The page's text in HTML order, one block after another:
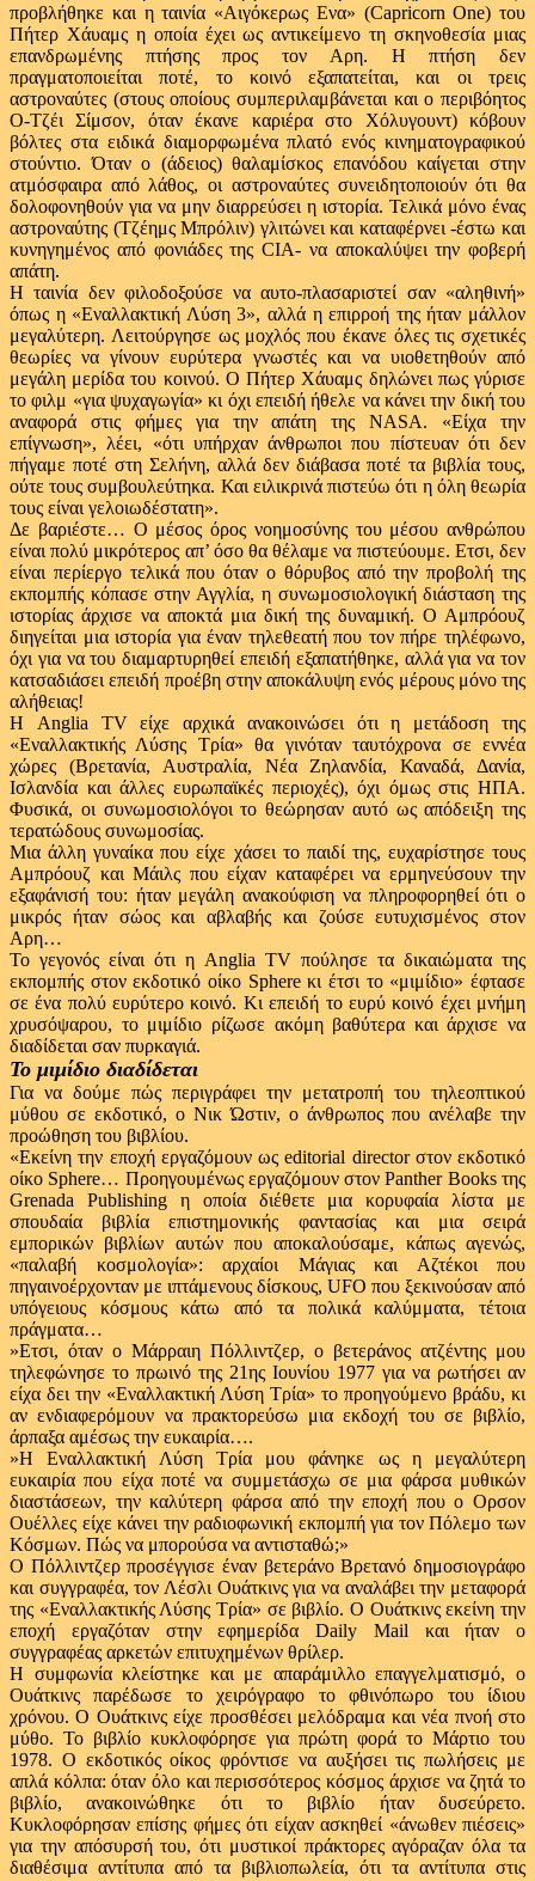
προβλήθηκε και η ταινία «Αιγόκερως Ενα» (Capricorn One) του
Πήτερ Χάυαμς η οποία έχει ως αντικείμενο τη σκηνοθεσία μιας
επανδρωμένης πτήσης προς τον Αρη. Η πτήση δεν
πραγματοποιείται ποτέ, το κοινό εξαπατείται, και οι τρεις
αστροναύτες (στους οποίους συμπεριλαμβάνεται και ο περιβόητος
Ο-Τζέι Σίμσον, όταν έκανε καριέρα στο Χόλυγουντ) κόβουν
βόλτες στα ειδικά διαμορφωμένα πλατό ενός κινηματογραφικού
στούντιο. Όταν ο (άδειος) θαλαμίσκος επανόδου καίγεται στην
ατμόσφαιρα από λάθος, οι αστροναύτες συνειδητοποιούν ότι θα
δολοφονηθούν για να μην διαρρεύσει η ιστορία. Τελικά μόνο ένας
αστροναύτης (Τζέημς Μπρόλιν) γλιτώνει και καταφέρνει -έστω και
κυνηγημένος από φονιάδες της CIA- να αποκαλύψει την φοβερή
απάτη.
Η ταινία δεν φιλοδοξούσε να αυτο-πλασαριστεί σαν «αληθινή»
όπως η «Εναλλακτική Λύση 3», αλλά η επιρροή της ήταν μάλλον
μεγαλύτερη. Λειτούργησε ως μοχλός που έκανε όλες τις σχετικές
θεωρίες να γίνουν ευρύτερα γνωστές και να υιοθετηθούν από
μεγάλη μερίδα του κοινού. Ο Πήτερ Χάυαμς δηλώνει πως γύρισε
το φιλμ «για ψυχαγωγία» κι όχι επειδή ήθελε να κάνει την δική του
αναφορά στις φήμες για την απάτη της NASA. «Είχα την
επίγνωση», λέει, «ότι υπήρχαν άνθρωποι που πίστευαν ότι δεν
πήγαμε ποτέ στη Σελήνη, αλλά δεν διάβασα ποτέ τα βιβλία τους,
ούτε τους συμβουλεύτηκα. Και ειλικρινά πιστεύω ότι η όλη θεωρία
τους είναι γελοιωδέστατη».
Δε βαριέστε… Ο μέσος όρος νοημοσύνης του μέσου ανθρώπου
είναι πολύ μικρότερος απ’ όσο θα θέλαμε να πιστεύουμε. Ετσι, δεν
είναι περίεργο τελικά που όταν ο θόρυβος από την προβολή της
εκπομπής κόπασε στην Αγγλία, η συνωμοσιολογική διάσταση της
ιστορίας άρχισε να αποκτά μια δική της δυναμική. Ο Αμπρόουζ
διηγείται μια ιστορία για έναν τηλεθεατή που τον πήρε τηλέφωνο,
όχι για να του διαμαρτυρηθεί επειδή εξαπατήθηκε, αλλά για να τον
κατσαδιάσει επειδή προέβη στην αποκάλυψη ενός μέρους μόνο της
αλήθειας!
Η Anglia TV είχε αρχικά ανακοινώσει ότι η μετάδοση της
«Εναλλακτικής Λύσης Τρία» θα γινόταν ταυτόχρονα σε εννέα
χώρες (Βρετανία, Αυστραλία, Νέα Ζηλανδία, Καναδά, Δανία,
Ισλανδία και άλλες ευρωπαϊκές περιοχές), όχι όμως στις ΗΠΑ.
Φυσικά, οι συνωμοσιολόγοι το θεώρησαν αυτό ως απόδειξη της
τερατώδους συνωμοσίας.
Μια άλλη γυναίκα που είχε χάσει το παιδί της, ευχαρίστησε τους
Αμπρόουζ και Μάιλς που είχαν καταφέρει να ερμηνεύσουν την
εξαφάνισή του: ήταν μεγάλη ανακούφιση να πληροφορηθεί ότι ο
μικρός ήταν σώος και αβλαβής και ζούσε ευτυχισμένος στον
Αρη…
Το γεγονός είναι ότι η Anglia TV πούλησε τα δικαιώματα της
εκπομπής στον εκδοτικό οίκο Sphere κι έτσι το «μιμίδιο» έφτασε
σε ένα πολύ ευρύτερο κοινό. Κι επειδή το ευρύ κοινό έχει μνήμη
χρυσόψαρου, το μιμίδιο ρίζωσε ακόμη βαθύτερα και άρχισε να
διαδίδεται σαν πυρκαγιά.
Το μιμίδιο διαδίδεται
Για να δούμε πώς περιγράφει την μετατροπή του τηλεοπτικού
μύθου σε εκδοτικό, ο Νικ Ώστιν, ο άνθρωπος που ανέλαβε την
προώθηση του βιβλίου.
«Εκείνη την εποχή εργαζόμουν ως editorial director στον εκδοτικό
οίκο Sphere… Προηγουμένως εργαζόμουν στον Panther Books της
Grenada Publishing η οποία διέθετε μια κορυφαία λίστα με
σπουδαία βιβλία επιστημονικής φαντασίας και μια σειρά
εμπορικών βιβλίων αυτών που αποκαλούσαμε, κάπως αγενώς,
«παλαβή κοσμολογία»: αρχαίοι Μάγιας και Αζτέκοι που
πηγαινοέρχονταν με ιπτάμενους δίσκους, UFO που ξεκινούσαν από
υπόγειους κόσμους κάτω από τα πολικά καλύμματα, τέτοια
πράγματα…
»Ετσι, όταν ο Μάρραιη Πόλλιντζερ, ο βετεράνος ατζέντης μου
τηλεφώνησε το πρωινό της 21ης Ιουνίου 1977 για να ρωτήσει αν
είχα δει την «Εναλλακτική Λύση Τρία» το προηγούμενο βράδυ, κι
αν ενδιαφερόμουν να πρακτορεύσω μια εκδοχή του σε βιβλίο,
άρπαξα αμέσως την ευκαιρία….
»Η Εναλλακτική Λύση Τρία μου φάνηκε ως η μεγαλύτερη
ευκαιρία που είχα ποτέ να συμμετάσχω σε μια φάρσα μυθικών
διαστάσεων, την καλύτερη φάρσα από την εποχή που ο Ορσον
Ουέλλες είχε κάνει την ραδιοφωνική εκπομπή για τον Πόλεμο των
Κόσμων. Πώς να μπορούσα να αντισταθώ;»
Ο Πόλλιντζερ προσέγγισε έναν βετεράνο Βρετανό δημοσιογράφο
και συγγραφέα, τον Λέσλι Ουάτκινς για να αναλάβει την μεταφορά
της «Εναλλακτικής Λύσης Τρία» σε βιβλίο. Ο Ουάτκινς εκείνη την
εποχή εργαζόταν στην εφημερίδα Daily Mail και ήταν ο
συγγραφέας αρκετών επιτυχημένων θρίλερ.
Η συμφωνία κλείστηκε και με απαράμιλλο επαγγελματισμό, ο
Ουάτκινς παρέδωσε το χειρόγραφο το φθινόπωρο του ίδιου
χρόνου. Ο Ουάτκινς είχε προσθέσει μελόδραμα και νέα πνοή στο
μύθο. Το βιβλίο κυκλοφόρησε για πρώτη φορά το Μάρτιο του
1978. Ο εκδοτικός οίκος φρόντισε να αυξήσει τις πωλήσεις με
απλά κόλπα: όταν όλο και περισσότερος κόσμος άρχισε να ζητά το
βιβλίο, ανακοινώθηκε ότι το βιβλίο ήταν δυσεύρετο.
Κυκλοφόρησαν επίσης φήμες ότι είχαν ασκηθεί «άνωθεν πιέσεις»
για την απόσυρσή του, ότι μυστικοί πράκτορες αγόραζαν όλα τα
διαθέσιμα αντίτυπα από τα βιβλιοπωλεία, ότι τα αντίτυπα στις